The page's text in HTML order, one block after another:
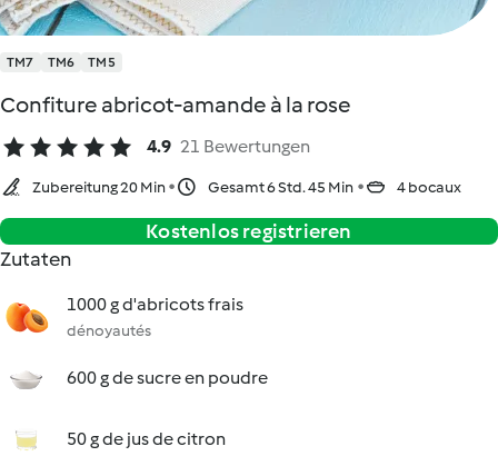
TM7 TM6 TM5
Confiture abricot-amande à la rose
4.9 21 Bewertungen
Zubereitung 20 Min Gesamt 6 Std. 45 Min 4 bocaux
Kostenlos registrieren
Zutaten
1000 g d'abricots frais
dénoyautés
600 g de sucre en poudre
50 g de jus de citron